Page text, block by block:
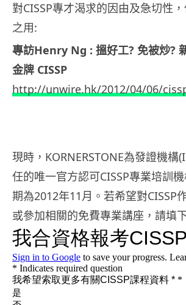
對CISSP專才渴求的因由及急切性
之用:
專訪Henry Ng : 搵好工? 免被炒?
金牌 CISSP
http://unwire.hk/2012/04/06/
現時，KORNERSTONE為發證機構
任的唯一官方認可CISSP專業培訓
期為2012年11月。若希望對CISSP
或參加相關的免費專業講座，請填